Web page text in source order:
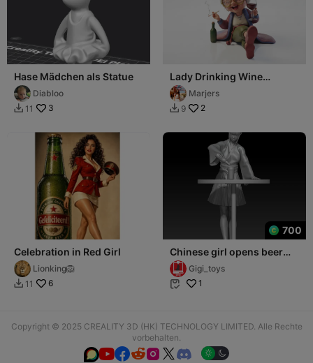
Hase Mädchen als Statue
Diabloo
 11 3
Lady Drinking Wine
Figurine Female Figure 3D
Printable
Marjers
 9 2
Celebration in Red Girl
Lionking🦁
 11 6
700
Chinese girl opens beer
bottle 3Gigi_toys
 1
Copyright © 2025 CREALITY 3D (HK) TECHNOLOGY LIMITED. Alle Rechte
vorbehalten.
  